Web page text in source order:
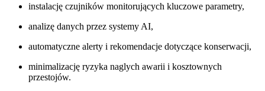
instalację czujników monitorujących kluczowe parametry,
analizę danych przez systemy AI,
automatyczne alerty i rekomendacje dotyczące konserwacji,
minimalizację ryzyka naglych awarii i kosztownych
przestojów.